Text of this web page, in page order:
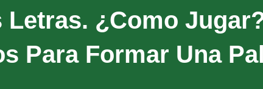
Letras. ¿como
Para Formar Una